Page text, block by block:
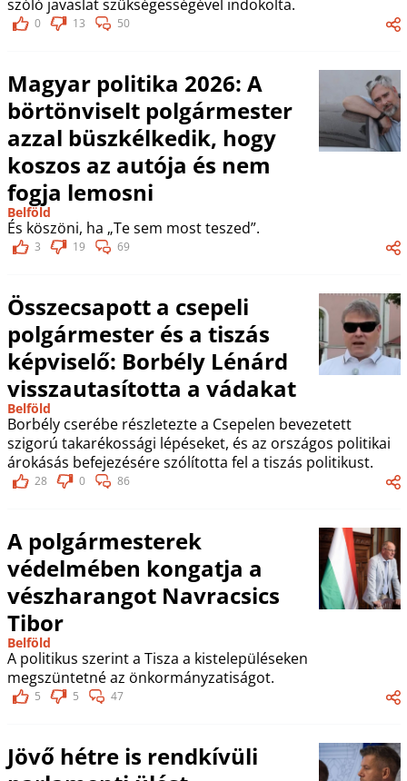
szóló javaslat szükségességével indokolta.
0 13 50
Magyar politika 2026: A
börtönviselt polgármester
azzal büszkélkedik, hogy
koszos az autója és nem
fogja lemosni
Belföld
És köszöni, ha „Te sem most teszed”.
3 19 69
Összecsapott a csepeli
polgármester és a tiszás
képviselő: Borbély Lénárd
visszautasította a vádakat
Belföld
Borbély cserébe részletezte a Csepelen bevezetett
szigorú takarékossági lépéseket, és az országos politikai
árokásás befejezésére szólította fel a tiszás politikust.
28 0 86
A polgármesterek
védelmében kongatja a
vészharangot Navracsics
Tibor
Belföld
A politikus szerint a Tisza a kistelepüléseken
megszüntetné az önkormányzatiságot.
5 5 47
Jövő hétre is rendkívüli